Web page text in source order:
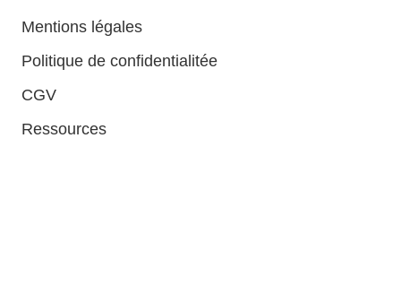
Mentions légales
Politique de confidentialitée
CGV
Ressources